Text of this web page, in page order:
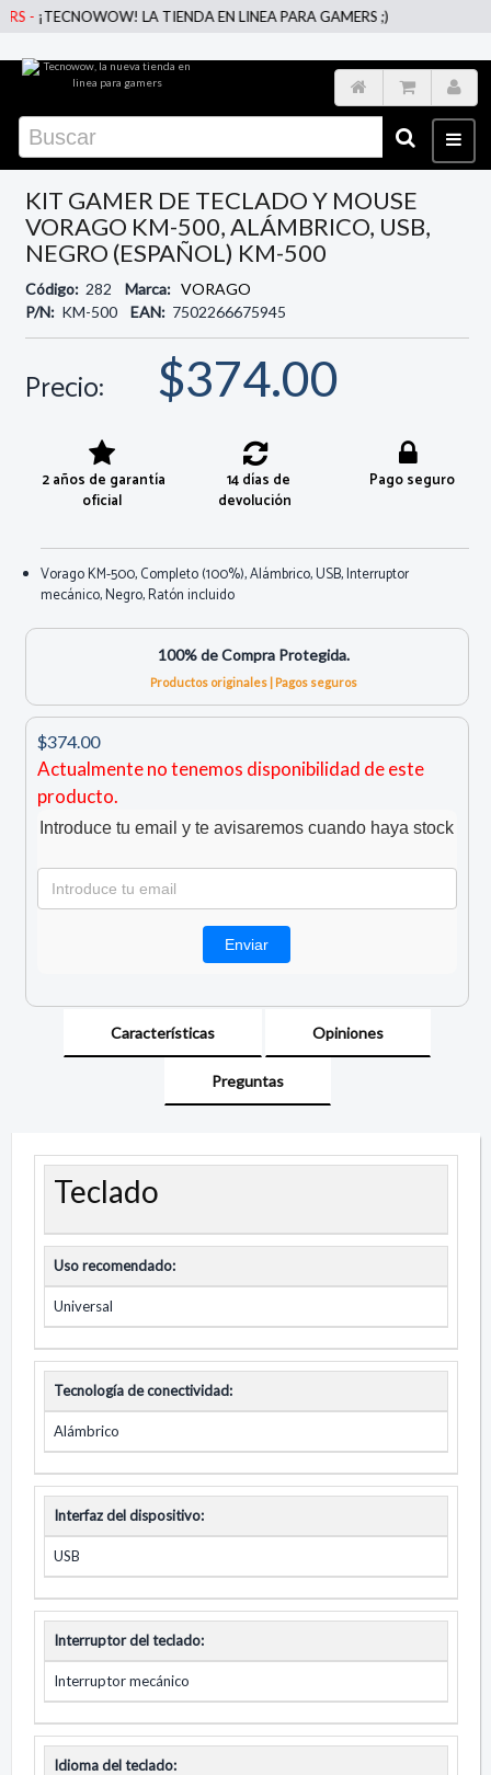
LA TIENDA EN LINEA PARA GAMERS ;)
KIT GAMER DE TECLADO Y MOUSE
VORAGO KM-500, ALÁMBRICO, USB,
NEGRO (ESPAÑOL) KM-500
Código: 282 Marca: VORAGO
P/N: KM-500 EAN: 7502266675945
Precio: $374.00
2 años de garantía
oficial
14 días de
devolución
Pago seguro
Vorago KM-500, Completo (100%), Alámbrico, USB, Interruptor
mecánico, Negro, Ratón incluido
100% de Compra Protegida.
Productos originales | Pagos seguros
$374.00
Actualmente no tenemos disponibilidad de este
producto.
Introduce tu email y te avisaremos cuando haya stock
Características Opiniones
Preguntas
Teclado
Uso recomendado:
Universal
Tecnología de conectividad:
Alámbrico
Interfaz del dispositivo:
USB
Interruptor del teclado:
Interruptor mecánico
Idioma del teclado: